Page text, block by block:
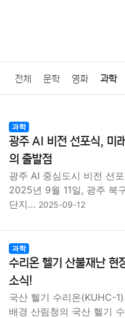
전체 문학 영화 과학
질병 가요 방송 일상
결혼 육아 반려동물
요리 상품리뷰
대출
종교
부동산 외국어 교육
과학
광주 AI 비전 선포식, 미
의 출발점
광주 AI 중심도시 비전 선
2025년 9월 11일, 광주 북
단지… 2025-09-12
과학
수리온 헬기 산불재난 현
소식!
국산 헬기 수리온(KUHC-
배경 산림청의 국산 헬기